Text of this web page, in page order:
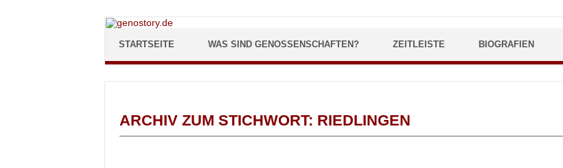
STARTSEITE WAS SIND GENOSSENSCHAFTEN? ZEITLEISTE BIOGRAFIEN
ARCHIV ZUM STICHWORT: RIEDLINGEN